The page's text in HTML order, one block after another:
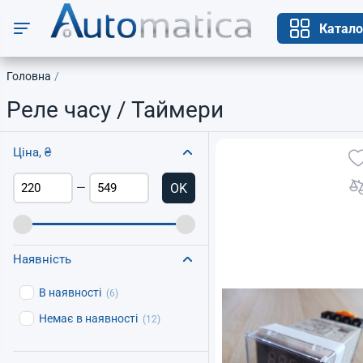
Головна
Реле часу / Таймери
Ціна, ₴
— OK
Наявність
В наявності (6)
Немає в наявності (12)